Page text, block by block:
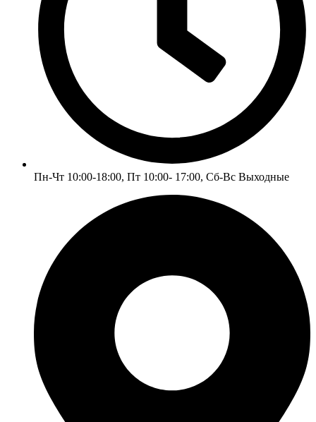
Пн-Чт 10:00-18:00, Пт 10:00- 17:00, Сб-Вс Выходные